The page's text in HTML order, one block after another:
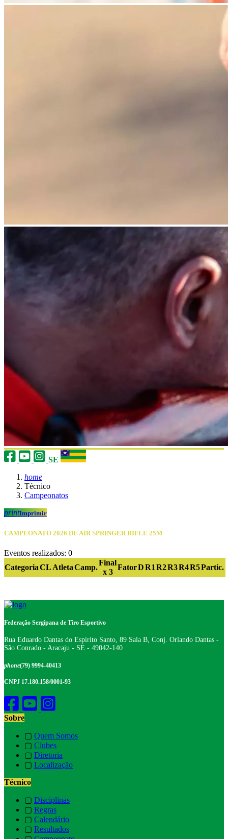
SE
home
Técnico
Campeonatos
printImprimir
CAMPEONATO 2026 DE AIR SPRINGER RIFLE 25M
Eventos realizados: 0
CategoriaCL AtletaCamp.
Final
x 3
FatorDR1 R2R3R4R5Partic.
Federação Sergipana de Tiro Esportivo
Rua Eduardo Dantas do Espirito Santo, 89 Sala B, Conj. Orlando Dantas -
São Conrado - Aracaju - SE - 49042-140
phone(79) 9994-40413
CNPJ 17.180.158/0001-93
Sobre
▢ Quem Somos
▢ Clubes
▢ Diretoria
▢ Localização
Técnico
▢ Disciplinas
▢ Regras
▢ Calendário
▢ Resultados